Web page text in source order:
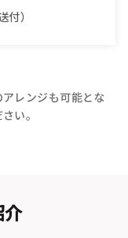
）
レンジも可能とな
い。
介